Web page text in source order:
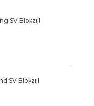
SV Blokzijl
SV Blokzijl